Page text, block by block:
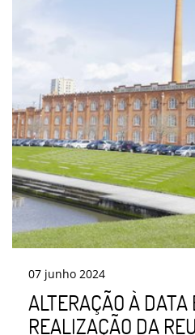
07 junho 2024
ALTERAÇÃO À DATA
REALIZAÇÃO DA